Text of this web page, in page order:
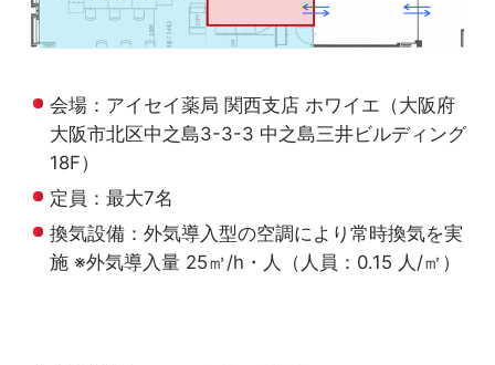
会場：アイセイ薬局 関西支店 ホワイエ（大阪府
大阪市北区中之島3-3-3 中之島三井ビルディング
18F）
定員：最大7名
換気設備：外気導入型の空調により常時換気を実
施 ※外気導入量 25㎥/h・人（人員：0.15 人/㎡）